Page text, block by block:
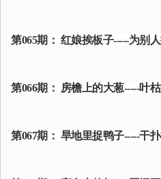
第065期： 红娘挨板子-----为别
第066期： 房檐上的大葱-----叶
第067期： 旱地里捉鸭子-----干